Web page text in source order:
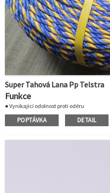
Super Tahová Lana Pp Telstra
Funkce
● Vynikající odolnost proti oděru
● Žádná ztráta pevnosti za mokra
● Skladováno za mokra
● Super manipulace
POPTÁVKA DETAIL